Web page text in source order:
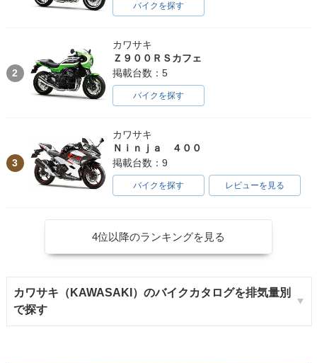
バイクを探す
2
カワサキ
Ｚ９００ＲＳカフェ
掲載台数：5
バイクを探す
3
カワサキ
Ｎｉｎｊａ ４００
掲載台数：9
バイクを探す レビューを見る
4位以降のランキングを見る
カワサキ（KAWASAKI）のバイクカタログを排気量別
で探す